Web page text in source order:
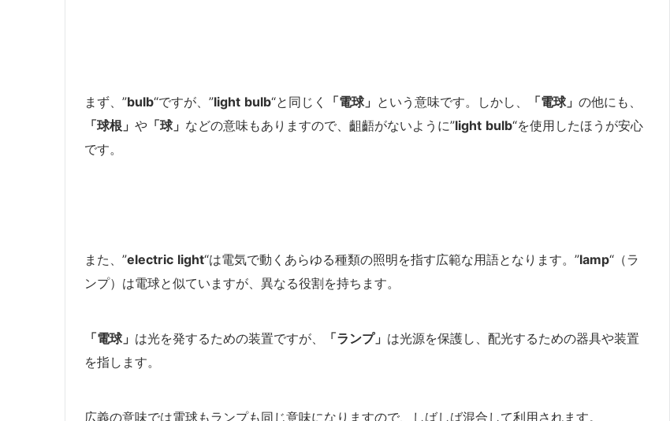
まず、”bulb“ですが、”light bulb“と同じく 「電球」 という意味です。しかし、 「電球」 の他にも、
「球根」 や 「球」 などの意味もありますので、齟齬がないように”light bulb“を使用したほうが安心
です。
また、”electric light“は電気で動くあらゆる種類の照明を指す広範な用語となります。”lamp“（ラ
ンプ）は電球と似ていますが、異なる役割を持ちます。
「電球」 は光を発するための装置ですが、 「ランプ」 は光源を保護し、配光するための器具や装置
を指します。
広義の意味では電球もランプも同じ意味になりますので、しばしば混合して利用されます。